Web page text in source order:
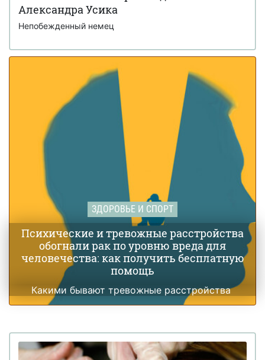
16 сентября 14:28 Нокаут в первом раунде: Даниил Донченко
стал первым в истории Украины The Ultimate Fighter от
UFC (видео)
25 августа 16:20 Ученые из Стэнфорда сообщили о
сенсационном прорыве в лечении аутизма
Александра Усика
Непобежденный немец
ЗДОРОВЬЕ И СПОРТ
Психические и тревожные расстройства
обогнали рак по уровню вреда для
человечества: как получить бесплатную
помощь
Какими бывают тревожные расстройства